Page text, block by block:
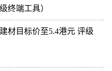
终端工具）
材目标价至5.4港元 评级